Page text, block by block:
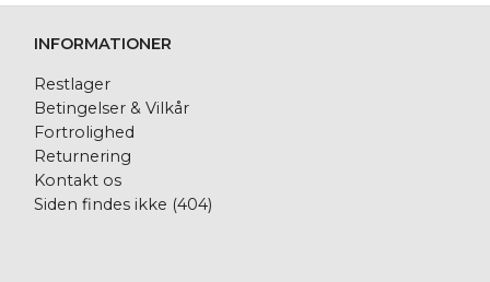
INFORMATIONER
Restlager
Betingelser & Vilkår
Fortrolighed
Returnering
Kontakt os
Siden findes ikke (404)